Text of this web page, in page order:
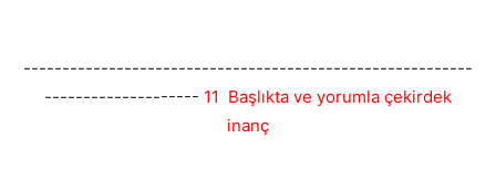
----------------------------------------------------------
-------------------- 11 Başlıkta ve yorumla çekirdek
inanç